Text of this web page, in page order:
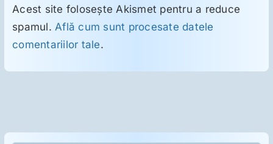
Acest site folosește Akismet pentru a reduce
spamul.Află cum sunt procesate datele
comentariilor tale.